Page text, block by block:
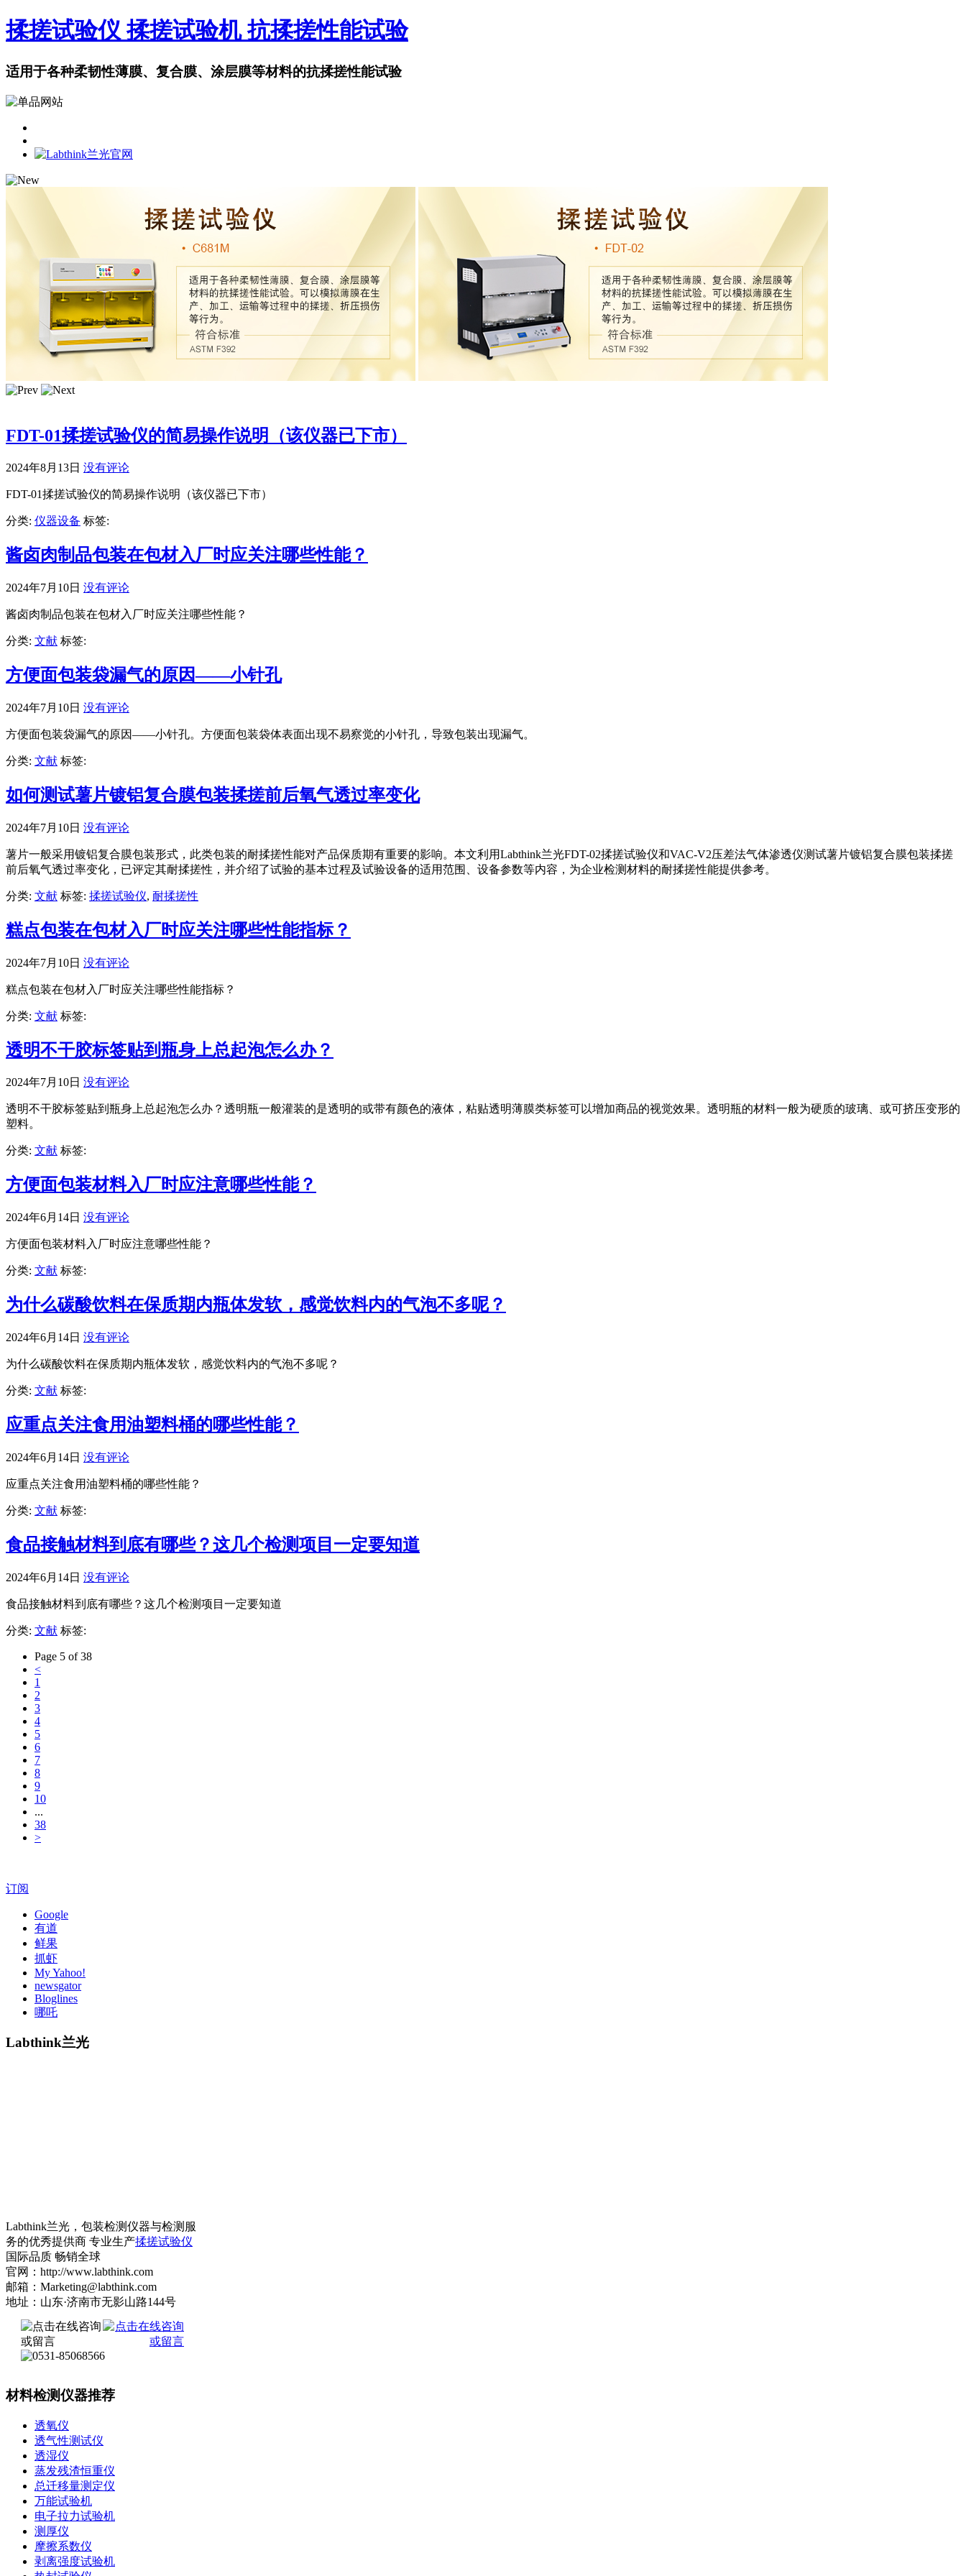
揉搓试验仪 揉搓试验机 抗揉搓性能试验
适用于各种柔韧性薄膜、复合膜、涂层膜等材料的抗揉搓性能试验
FDT-01揉搓试验仪的简易操作说明（该仪器已下市）
2024年8月13日 没有评论
FDT-01揉搓试验仪的简易操作说明（该仪器已下市）
分类: 仪器设备 标签:
酱卤肉制品包装在包材入厂时应关注哪些性能？
2024年7月10日 没有评论
酱卤肉制品包装在包材入厂时应关注哪些性能？
分类: 文献 标签:
方便面包装袋漏气的原因——小针孔
2024年7月10日 没有评论
方便面包装袋漏气的原因——小针孔。方便面包装袋体表面出现不易察觉的小针孔，导致包装出现漏气。
分类: 文献 标签:
如何测试薯片镀铝复合膜包装揉搓前后氧气透过率变化
2024年7月10日 没有评论
薯片一般采用镀铝复合膜包装形式，此类包装的耐揉搓性能对产品保质期有重要的影响。本文利用Labthink兰光FDT-02揉搓试验仪和VAC-V2压差法气体渗透仪测试薯片镀铝复合膜包装揉搓
前后氧气透过率变化，已评定其耐揉搓性，并介绍了试验的基本过程及试验设备的适用范围、设备参数等内容，为企业检测材料的耐揉搓性能提供参考。
分类: 文献 标签: 揉搓试验仪, 耐揉搓性
糕点包装在包材入厂时应关注哪些性能指标？
2024年7月10日 没有评论
糕点包装在包材入厂时应关注哪些性能指标？
分类: 文献 标签:
透明不干胶标签贴到瓶身上总起泡怎么办？
2024年7月10日 没有评论
透明不干胶标签贴到瓶身上总起泡怎么办？透明瓶一般灌装的是透明的或带有颜色的液体，粘贴透明薄膜类标签可以增加商品的视觉效果。透明瓶的材料一般为硬质的玻璃、或可挤压变形的
塑料。
分类: 文献 标签:
方便面包装材料入厂时应注意哪些性能？
2024年6月14日 没有评论
方便面包装材料入厂时应注意哪些性能？
分类: 文献 标签:
为什么碳酸饮料在保质期内瓶体发软，感觉饮料内的气泡不多呢？
2024年6月14日 没有评论
为什么碳酸饮料在保质期内瓶体发软，感觉饮料内的气泡不多呢？
分类: 文献 标签:
应重点关注食用油塑料桶的哪些性能？
2024年6月14日 没有评论
应重点关注食用油塑料桶的哪些性能？
分类: 文献 标签:
食品接触材料到底有哪些？这几个检测项目一定要知道
2024年6月14日 没有评论
食品接触材料到底有哪些？这几个检测项目一定要知道
分类: 文献 标签:
Page 5 of 38
<
1
2
3
4
5
6
7
8
9
10
...
38
>
订阅
Google
有道
鲜果
抓虾
My Yahoo!
newsgator
Bloglines
哪吒
Labthink兰光
Labthink兰光，包装检测仪器与检测服
务的优秀提供商 专业生产揉搓试验仪
国际品质 畅销全球
官网：http://www.labthink.com
邮箱：Marketing@labthink.com
地址：山东·济南市无影山路144号
材料检测仪器推荐
透氧仪
透气性测试仪
透湿仪
蒸发残渣恒重仪
总迁移量测定仪
万能试验机
电子拉力试验机
测厚仪
摩擦系数仪
剥离强度试验机